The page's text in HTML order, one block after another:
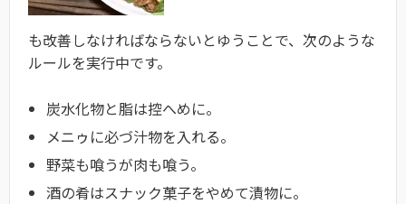
も改善しなければならないとゆうことで、次のような
ルールを実行中です。
炭水化物と脂は控へめに。
メニゥに必づ汁物を入れる。
野菜も喰うが肉も喰う。
酒の肴はスナック菓子をやめて漬物に。